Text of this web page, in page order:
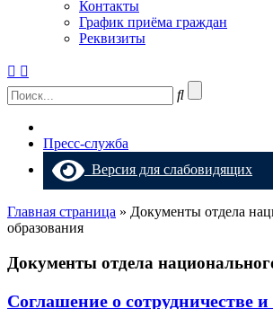
Контакты
График приёма граждан
Реквизиты
Пресс-служба
Версия для слабовидящих
Главная страница » Документы отдела
образования
Документы отдела
Соглашение о сотрудничестве